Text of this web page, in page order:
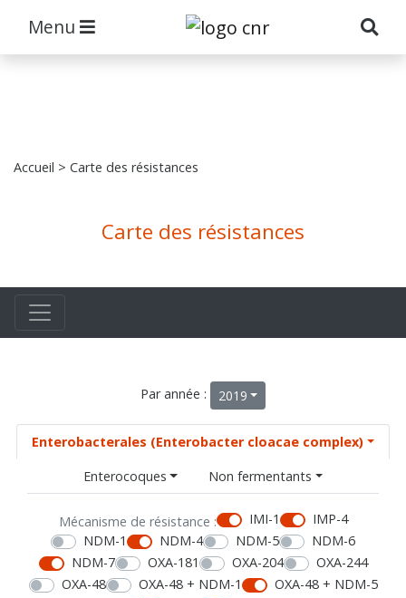
Menu
Accueil > Carte des résistances
Carte des résistances
Par année : 2019
Enterobacterales (Enterobacter cloacae complex)
Enterocoques
Non fermentants
Mécanisme de résistance : IMI-1
IMP-4
NDM-1
NDM-4 NDM-5
NDM-6
NDM-7
OXA-181 OXA-204
OXA-244
OXA-48
OXA-48 + NDM-1
OXA-48 + NDM-5